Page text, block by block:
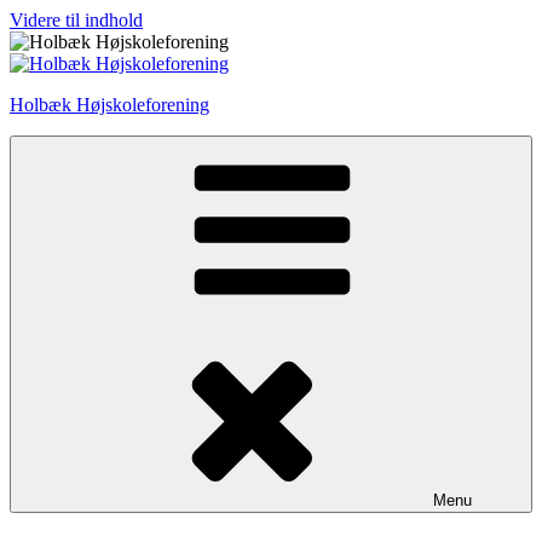
Videre til indhold
Holbæk Højskoleforening
Menu